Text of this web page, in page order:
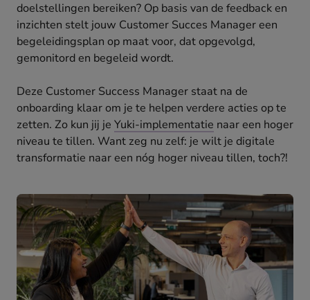
doelstellingen bereiken? Op basis van de feedback en
inzichten stelt jouw Customer Succes Manager een
begeleidingsplan op maat voor, dat opgevolgd,
gemonitord en begeleid wordt.
Deze Customer Success Manager staat na de
onboarding klaar om je te helpen verdere acties op te
zetten. Zo kun jij je Yuki-implementatie naar een hoger
niveau te tillen. Want zeg nu zelf: je wilt je digitale
transformatie naar een nóg hoger niveau tillen, toch?!